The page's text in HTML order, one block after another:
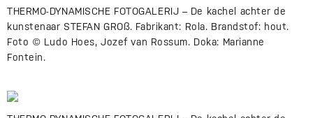
THERMO-DYNAMISCHE FOTOGALERIJ – De kachel achter de
kunstenaar STEFAN GROß. Fabrikant: Rola. Brandstof: hout.
Foto © Ludo Hoes, Jozef van Rossum. Doka: Marianne
Fontein.